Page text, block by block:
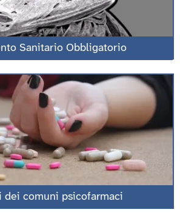
Sanitario Obbligatorio
comuni psicofarmaci